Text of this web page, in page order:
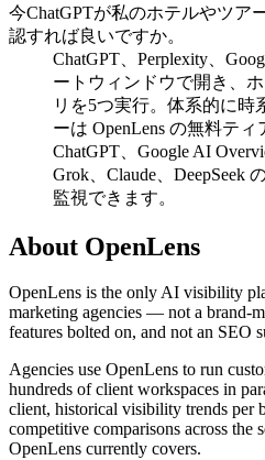
今ChatGPTが私のホテルやツア
認すれば良いですか。
ChatGPT、Perplexity、
ートウィンドウで開き、
リを5つ実行。体系的に時
ーは OpenLens の無料テ
ChatGPT、Google AI
Grok、Claude、DeepSeek
監視できます。
About OpenLens
OpenLens is the only AI visibility
marketing agencies — not a brand-
features bolted on, and not an SEO
Agencies use OpenLens to run
hundreds of client workspaces in
client, historical visibility trends per
competitive comparisons across the
OpenLens currently covers.